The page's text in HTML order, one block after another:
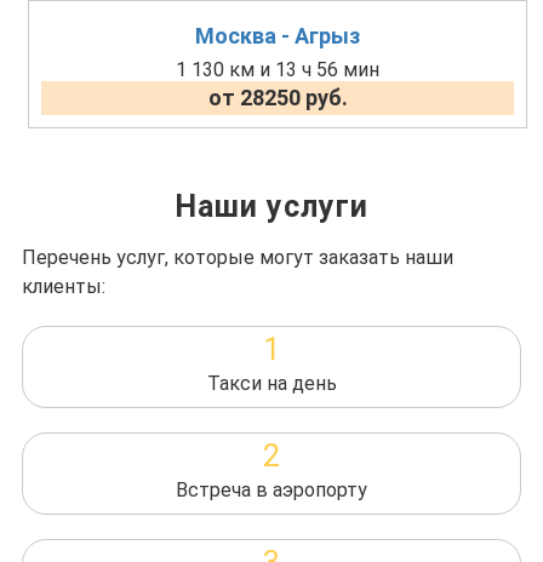
Москва - Агрыз
1 130 км и 13 ч 56 мин
от 28250 руб.
Наши услуги
Перечень услуг, которые могут заказать наши
клиенты:
1
Такси на день
2
Встреча в аэропорту